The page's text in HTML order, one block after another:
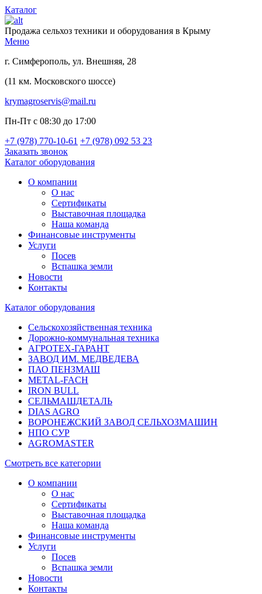
Каталог
Продажа сельхоз техники и оборудования в Крыму
Меню
г. Симферополь, ул. Внешняя, 28
(11 км. Московского шоссе)
krymagroservis@mail.ru
Пн-Пт с 08:30 до 17:00
+7 (978) 770-10-61 +7 (978) 092 53 23
Заказать звонок
Каталог оборудования
О компании
О нас
Сертификаты
Выставочная площадка
Наша команда
Финансовые инструменты
Услуги
Посев
Вспашка земли
Новости
Контакты
Каталог оборудования
Сельскохозяйственная техника
Дорожно-коммунальная техника
АГРОТЕХ-ГАРАНТ
ЗАВОД ИМ. МЕДВЕДЕВА
ПАО ПЕНЗМАШ
METAL-FACH
IRON BULL
СЕЛЬМАШДЕТАЛЬ
DIAS AGRO
ВОРОНЕЖСКИЙ ЗАВОД СЕЛЬХОЗМАШИН
НПО СУР
AGROMASTER
Смотреть все категории
О компании
О нас
Сертификаты
Выставочная площадка
Наша команда
Финансовые инструменты
Услуги
Посев
Вспашка земли
Новости
Контакты